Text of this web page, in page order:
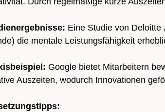
Eine Studie von
die mentale Leistungsfähigkeit
Google bietet Mitarbeitern
Auszeiten, wodurch Innovationen